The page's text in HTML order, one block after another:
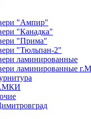
"Ампир"
"Канадка"
"Прима"
"Тюльпан-2"
ламинированные
ламинированные